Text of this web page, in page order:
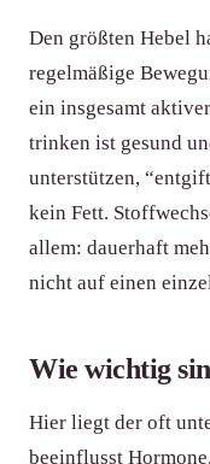
Den größten Hebel
regelmäßige
ein insgesamt
trinken ist gesund
unterstützen,
kein Fett.
allem: dauerhaft
nicht auf einen
Wie wichtig
Hier liegt der oft
beeinflusst